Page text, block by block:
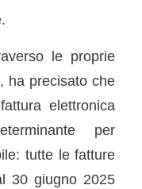
le proprie
ha precisato che
elettronica
per
tutte le fatture
30 giugno 2025